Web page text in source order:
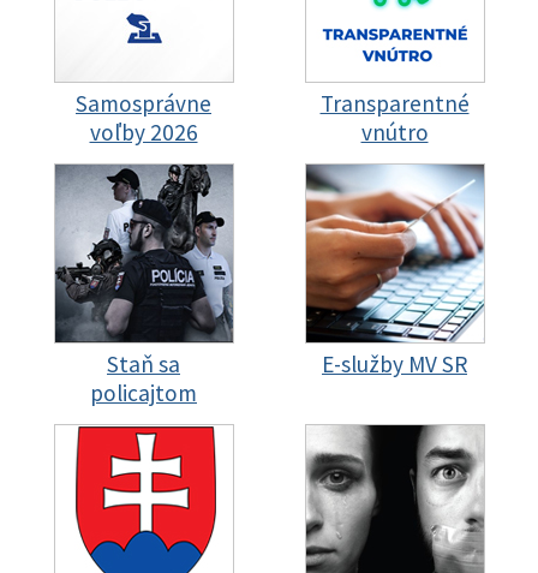
Samosprávne
voľby 2026
Transparentné
vnútro
Staň sa
policajtom
E-služby MV SR